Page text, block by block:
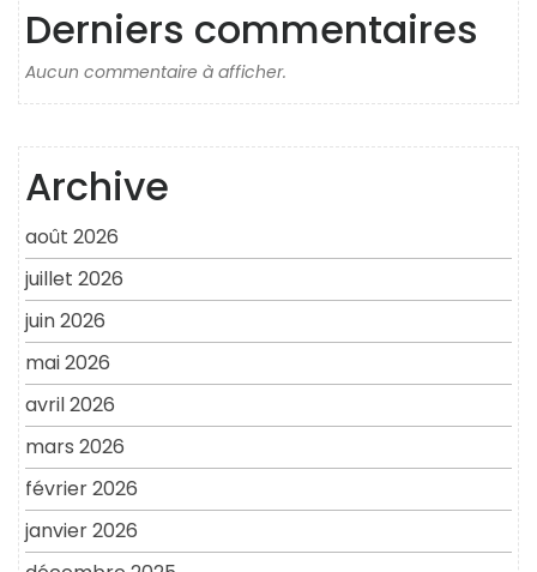
Derniers commentaires
Aucun commentaire à afficher.
Archive
août 2026
juillet 2026
juin 2026
mai 2026
avril 2026
mars 2026
février 2026
janvier 2026